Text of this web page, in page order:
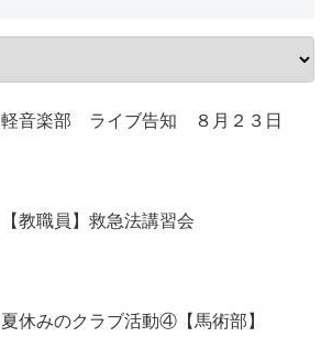
軽音楽部 ライブ告知 ８月２３日
【教職員】救急法講習会
夏休みのクラブ活動④【馬術部】